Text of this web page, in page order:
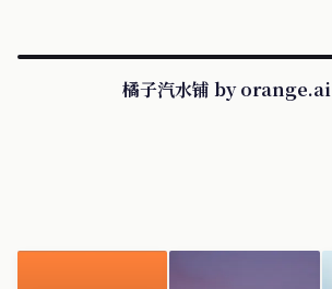
橘子汽水铺 by orange.ai